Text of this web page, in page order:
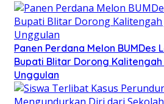
Panen Perdana Melon BUMDes
Bupati Blitar Dorong
Unggulan